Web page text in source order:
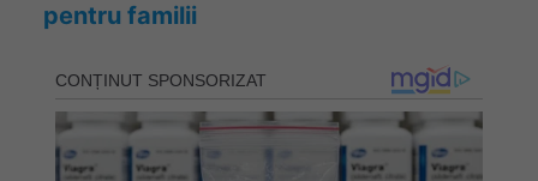
pentru familii